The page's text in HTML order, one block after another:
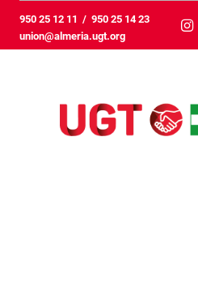
メインコンテンツにスキップ
950 25 12 11 / 950 25 14 23
union@almeria.ugt.org